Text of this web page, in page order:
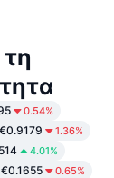
0.54%
€0.9179 1.36%
4.01%
€0.1655 0.65%